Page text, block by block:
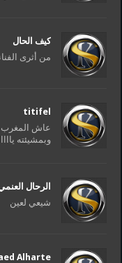
كيف الحال
من أثرى
titifel
عاش المغرب
وبمشيئته
الرحال
شيعي لعين
Alharte